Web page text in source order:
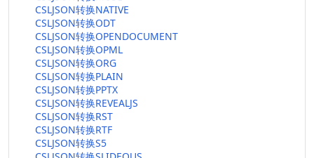
CSLJSON转换NATIVE
CSLJSON转换ODT
CSLJSON转换OPENDOCUMENT
CSLJSON转换OPML
CSLJSON转换ORG
CSLJSON转换PLAIN
CSLJSON转换PPTX
CSLJSON转换REVEALJS
CSLJSON转换RST
CSLJSON转换RTF
CSLJSON转换S5